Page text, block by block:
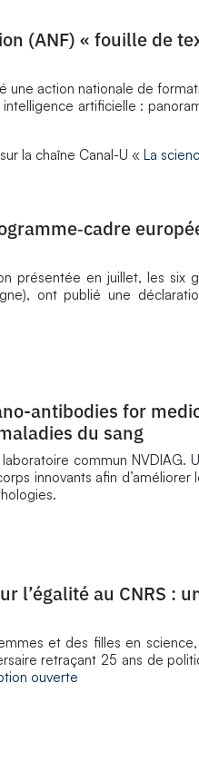
(ANF) « fouille de
une action nationale de
artificielle :
la chaîne Canal-U « La
présentée en juillet, les six
ont publié une
antibodies for
du sang
commun
innovants afin
l’égalité au CNRS :
et des filles en
retraçant 25 ans de
ouverte